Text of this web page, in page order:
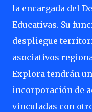
la encargada del
Educativas. Su
despliegue
asociativos
Explora tendrán
incorporación de
vinculadas con